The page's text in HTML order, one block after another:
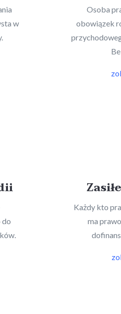
w
Osoba
obowiązek
do
Każdy kto
ma